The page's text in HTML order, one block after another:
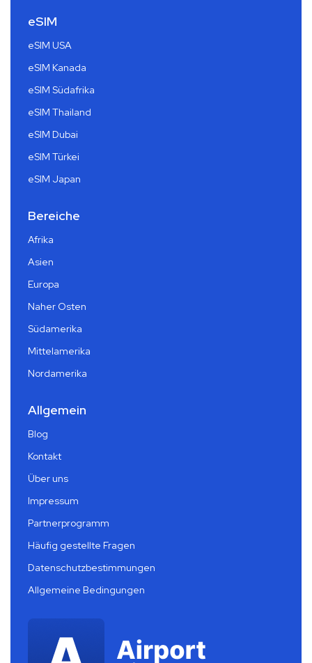
eSIM
eSIM USA
eSIM Kanada
eSIM Südafrika
eSIM Thailand
eSIM Dubai
eSIM Türkei
eSIM Japan
Bereiche
Afrika
Asien
Europa
Naher Osten
Südamerika
Mittelamerika
Nordamerika
Allgemein
Blog
Kontakt
Über uns
Impressum
Partnerprogramm
Häufig gestellte Fragen
Datenschutzbestimmungen
Allgemeine Bedingungen